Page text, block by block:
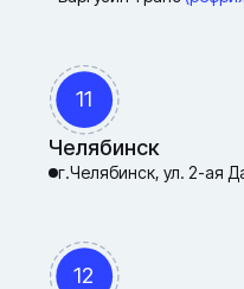
11
Челябинск
г.Челябинск, ул. 2-ая
12